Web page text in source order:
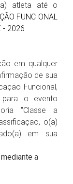
atleta até o
FUNCIONAL
- 2026
em qualquer
de sua
Funcional,
para o evento
"Classe a
o(a)
em sua
a